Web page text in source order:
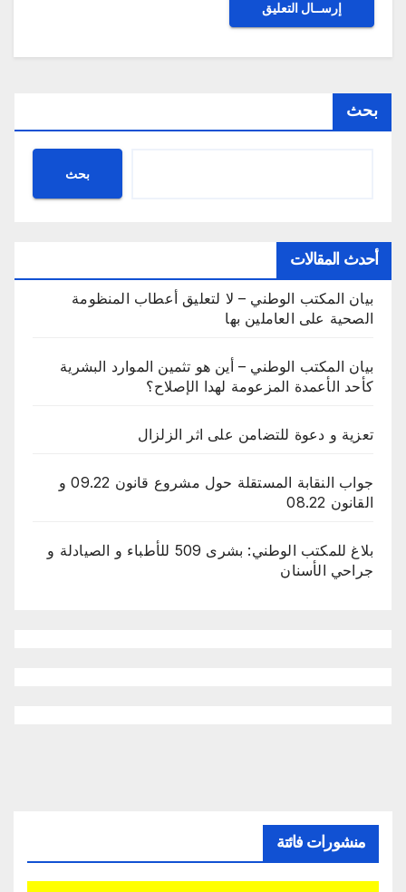
بحث
بحث
أحدث المقالات
بيان المكتب الوطني – لا لتعليق أعطاب المنظومة
الصحية على العاملين بها
بيان المكتب الوطني – أين هو تثمين الموارد البشرية
كأحد الأعمدة المزعومة لهدا الإصلاح؟
تعزية و دعوة للتضامن على اثر الزلزال
جواب النقابة المستقلة حول مشروع قانون 09.22 و
القانون 08.22
بلاغ للمكتب الوطني: بشرى 509 للأطباء و الصيادلة و
جراحي الأسنان
منشورات فائتة